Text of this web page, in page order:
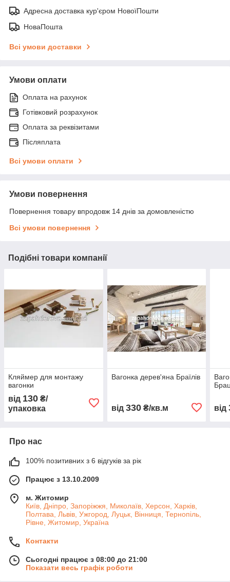
Адресна доставка кур'єром НовоїПошти
НоваПошта
Всі умови доставки
Умови оплати
Оплата на рахунок
Готівковий розрахунок
Оплата за реквізитами
Післяплата
Всі умови оплати
Умови повернення
Повернення товару впродовж 14 днів за домовленістю
Всі умови повернення
Подібні товари компанії
Кляймер для монтажу
вагонки
від 130 ₴/
упаковка
Вагонка дерев'яна Браїлів
від 330₴/кв.м від
Про нас
100% позитивних з 6 відгуків за рік
Працює з 13.10.2009
м. Житомир
Київ, Дніпро, Запоріжжя, Миколаїв, Херсон, Харків,
Полтава, Львів, Ужгород, Луцьк, Вінниця, Тернопіль,
Рівне, Житомир, Україна
Контакти
Сьогодні працює з 08:00 до 21:00
Показати весь графік роботи